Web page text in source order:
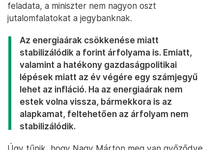
feladata, a miniszter nem nagyon oszt
jutalomfalatokat a jegybanknak.
Az energiaárak csökkenése miatt
stabilizálódik a forint árfolyama is. Emiatt,
valamint a hatékony gazdaságpolitikai
lépések miatt az év végére egy számjegyű
lehet az infláció. Ha az energiaárak nem
estek volna vissza, bármekkora is az
alapkamat, feltehetően az árfolyam nem
stabilizálódik.